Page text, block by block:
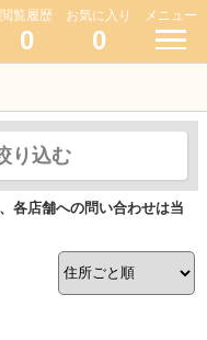
閲覧履歴
0
お気に入り
0
メニュー
り込む
各店舗への問い合わせは当